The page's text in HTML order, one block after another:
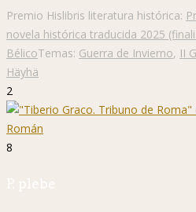
Premio Hislibris literatura histórica:
novela histórica traducida 2025
BélicoTemas: Guerra de Invierno, II
Häyhä
2
8
P. plebe